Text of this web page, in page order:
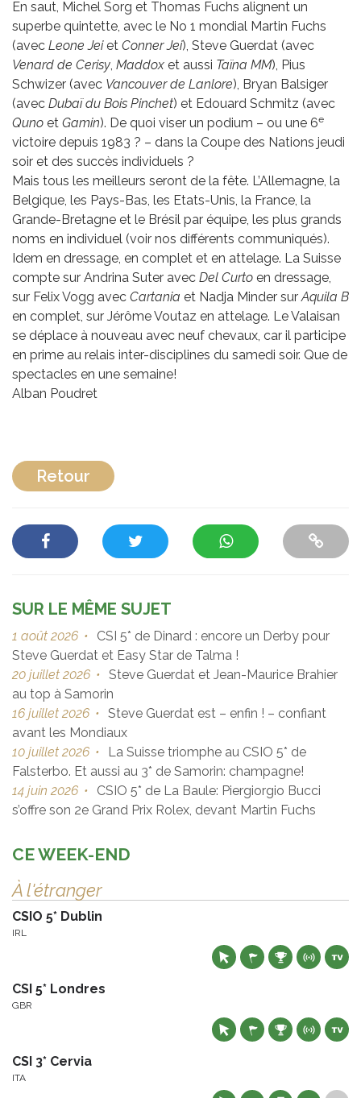
En saut, Michel Sorg et Thomas Fuchs alignent un
superbe quintette, avec le No 1 mondial Martin Fuchs
(avec Leone Jeiet Conner Jei), Steve Guerdat (avec
Venard de Cerisy, Maddox et aussi Taïna MM), Pius
Schwizer (avec Vancouver de Lanlore), Bryan Balsiger
(avec Dubaï du Bois Pinchet) et Edouard Schmitz (avec
Quno et Gamin). De quoi viser un podium – ou une 6e
victoire depuis 1983 ? – dans la Coupe des Nations jeudi
soir et des succès individuels ?
Mais tous les meilleurs seront de la fête. L’Allemagne, la
Belgique, les Pays-Bas, les Etats-Unis, la France, la
Grande-Bretagne et le Brésil par équipe, les plus grands
noms en individuel (voir nos différents communiqués).
Idem en dressage, en complet et en attelage. La Suisse
compte sur Andrina Suter avec Del Curto en dressage,
sur Felix Vogg avec Cartania et Nadja Minder surAquila B
en complet, sur Jérôme Voutaz en attelage. Le Valaisan
se déplace à nouveau avec neuf chevaux, car il participe
en prime au relais inter-disciplines du samedi soir. Que de
spectacles en une semaine!
Alban Poudret
Retour
SUR LE MÊME SUJET
1 août 2026 •
CSI 5* de Dinard : encore un Derby pour
Steve Guerdat et Easy Star de Talma !
20 juillet 2026 • Steve Guerdat et Jean-Maurice Brahier
au top à Samorin
16 juillet 2026 • Steve Guerdat est – enfin ! – confiant
avant les Mondiaux
10 juillet 2026 •
La Suisse triomphe au CSIO 5* de
Falsterbo. Et aussi au 3* de Samorin: champagne!
14 juin 2026 •
CSIO 5* de La Baule: Piergiorgio Bucci
s’offre son 2e Grand Prix Rolex, devant Martin Fuchs
CE WEEK-END
À l'étranger
CSIO 5* Dublin
IRL
CSI 5* Londres
GBR
CSI 3* Cervia
ITA